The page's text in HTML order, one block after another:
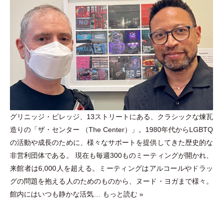
グリニッジ ・ ビレッジ、13ストリートにある、クラシックな煉瓦
造りの 「ザ ・ センター （The Center） 」
。1980年代からLGBTQ
の活動や成長のために、様々なサポートを提供してきた歴史的な
非営利団体である。 現在も毎週300ものミーティングが開かれ、
来館者は6,000人を超える。ミーティングはアルコールやドラッ
グの問題を抱える人のためのものから、ヌード ・ ヨガまで様々。
館内にはいつも静かな活気…
もっと読む »